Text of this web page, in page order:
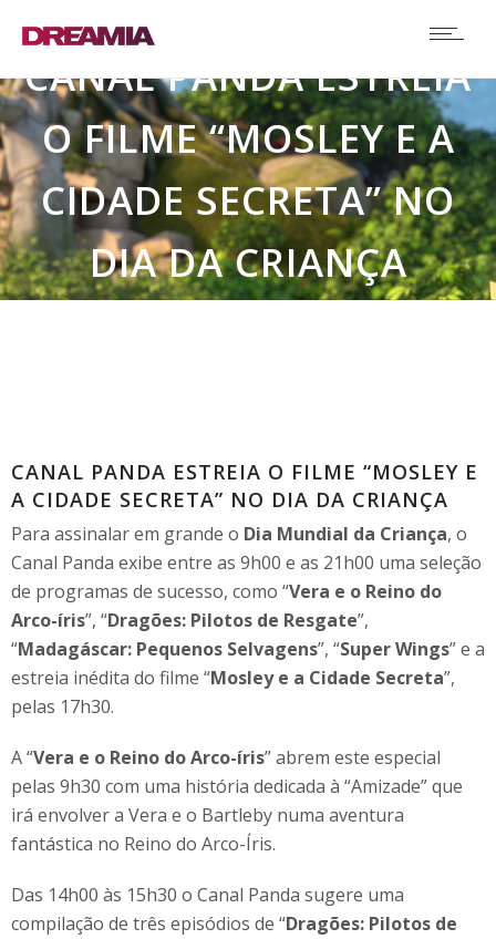
CANAL PANDA ESTREIA
O FILME “MOSLEY E A
CIDADE SECRETA” NO
DIA DA CRIANÇA
CANAL PANDA ESTREIA O FILME “MOSLEY E
A CIDADE SECRETA” NO DIA DA CRIANÇA
Para assinalar em grande o Dia Mundial da Criança, o
Canal Panda exibe entre as 9h00 e as 21h00 uma seleção
de programas de sucesso, como “Vera e o Reino do
Arco-íris”, “Dragões: Pilotos de Resgate”,
“Madagáscar: Pequenos Selvagens”, “Super Wings” e a
estreia inédita do filme “Mosley e a Cidade Secreta”,
pelas 17h30.
A “Vera e o Reino do Arco-íris” abrem este especial
pelas 9h30 com uma história dedicada à “Amizade” que
irá envolver a Vera e o Bartleby numa aventura
fantástica no Reino do Arco-Íris.
Das 14h00 às 15h30 o Canal Panda sugere uma
compilação de três episódios de “Dragões: Pilotos de